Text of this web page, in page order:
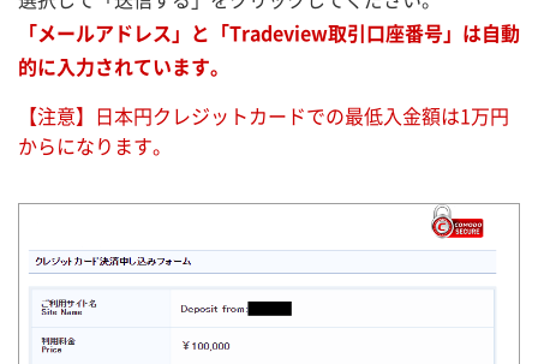
「メールアドレス」と「Tradeview取引口座番号」は自動
的に入力されています。
【注意】日本円クレジットカードでの最低入金額は1万円
からになります。